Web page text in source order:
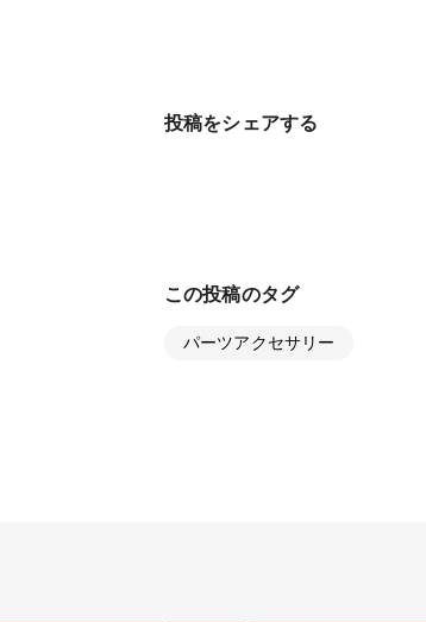
投稿をシェアする
この投稿のタグ
パーツアクセサリー